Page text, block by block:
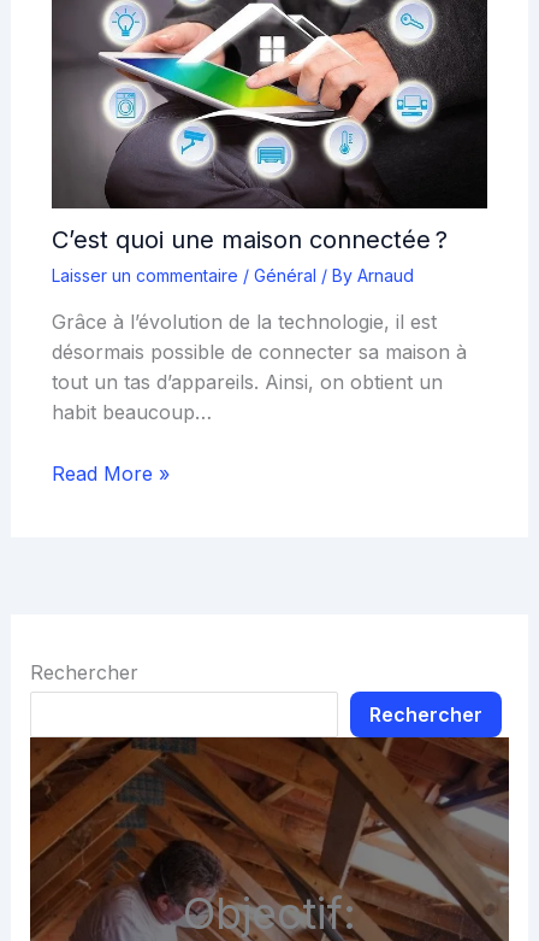
C’est quoi une maison connectée ?
Laisser un commentaire / Général / By Arnaud
Grâce à l’évolution de la technologie, il est
désormais possible de connecter sa maison à
tout un tas d’appareils. Ainsi, on obtient un
habit beaucoup…
Read More »
Rechercher
Rechercher
Objectif: